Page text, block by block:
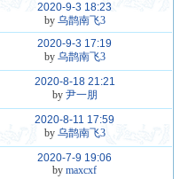
2020-9-3 18:23
by 乌鹊南飞3
2020-9-3 17:19
by 乌鹊南飞3
2020-8-18 21:21
by 尹一朋
2020-8-11 17:59
by 乌鹊南飞3
2020-7-9 19:06
bymaxcxf